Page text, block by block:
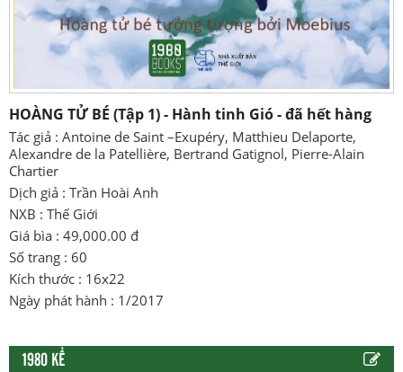
HOÀNG TỬ BÉ (Tập 1) - Hành tinh Gió - đã hết hàng
Tác giả : Antoine de Saint –Exupéry, Matthieu Delaporte,
Alexandre de la Patellière, Bertrand Gatignol, Pierre-Alain
Chartier
Dịch giả : Trần Hoài Anh
NXB : Thế Giới
Giá bìa : 49,000.00 đ
Số trang : 60
Kích thước : 16x22
Ngày phát hành : 1/2017
1980 KỂ